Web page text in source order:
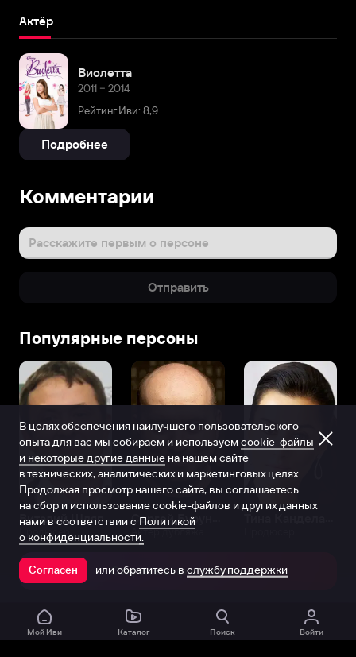
Актёр
Виолетта
2011 – 2014
Рейтинг Иви: 8,9
Подробнее
Комментарии
Расскажите первым о персоне
Отправить
Популярные персоны
Виталий Шляппо
Продюсер Актёр дубляжа
Открыть в приложении
Мой Иви Каталог Поиск Войти
В целях обеспечения наилучшего пользовательского
опыта для вас мы собираем и используем cookie-файлы
и некоторые другие данные на нашем сайте
в технических, аналитических и маркетинговых целях.
Продолжая просмотр нашего сайта, вы соглашаетесь
на сбор и использование cookie-файлов и других данных
нами в соответствии с Политикой
о конфиденциальности.
Согласен или обратитесь в службу поддержки